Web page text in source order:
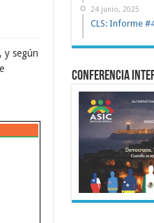
y según
24 junio, 2025
CLS: Informe
Conferencia